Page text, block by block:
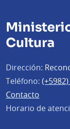
Cultura
Dirección:
Teléfono:
Contacto
Horario de